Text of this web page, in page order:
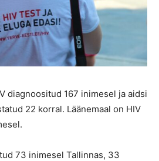
diagnoositud 167 inimesel ja aidsi
22 korral. Läänemaal on HIV
73 inimesel Tallinnas, 33